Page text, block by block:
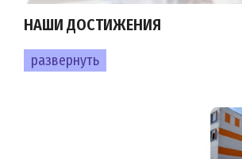
НАШИ ДОСТИЖЕНИЯ
развернуть